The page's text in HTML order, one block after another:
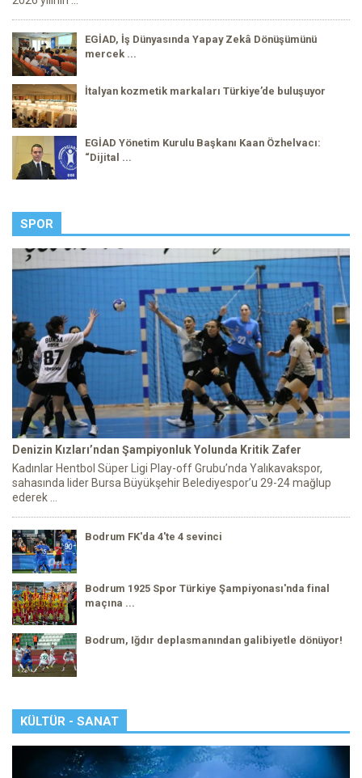
EGİAD, İş Dünyasında Yapay Zekâ Dönüşümünü
mercek ...
İtalyan kozmetik markaları Türkiye’de buluşuyor
EGİAD Yönetim Kurulu Başkanı Kaan Özhelvacı:
“Dijital ...
SPOR
Denizin Kızları’ndan Şampiyonluk Yolunda Kritik Zafer
Kadınlar Hentbol Süper Ligi Play-off Grubu’nda Yalıkavakspor,
sahasında lider Bursa Büyükşehir Belediyespor’u 29-24 mağlup
ederek ...
Bodrum FK'da 4'te 4 sevinci
Bodrum 1925 Spor Türkiye Şampiyonası'nda final
maçına ...
Bodrum, Iğdır deplasmanından galibiyetle dönüyor!
KÜLTÜR - SANAT